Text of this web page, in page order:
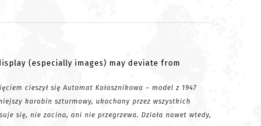
(especially images) may deviate from
cieszył się Automat Kałasznikowa – model z 1947
karabin szturmowy, ukochany przez wszystkich
się, nie zacina, ani nie przegrzewa. Działa nawet wtedy,